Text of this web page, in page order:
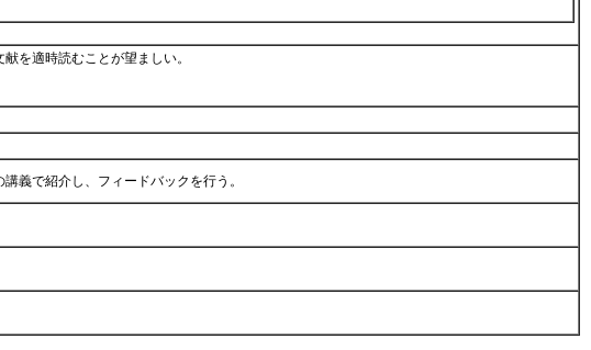
を適時読むことが望ましい。
義で紹介し、フィードバックを行う。